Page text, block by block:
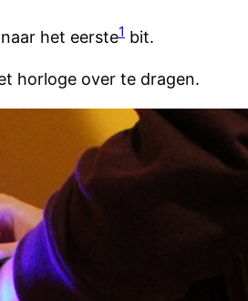
het eerste1 bit.
horloge over te dragen.